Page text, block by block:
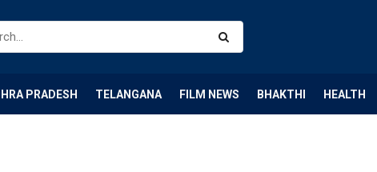
PRADESH TELANGANA FILM NEWS BHAKTHI HEALTH